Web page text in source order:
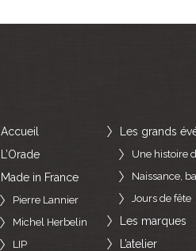
Accueil
L’Orade
Made in France
Pierre Lannier
Michel Herbelin
LIP
Les grands
Une histoire
Naissance,
Jours de fête
Les marques
L’atelier